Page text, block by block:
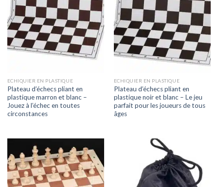
ECHIQUIER EN PLASTIQUE
Plateau d’échecs pliant en
plastique marron et blanc –
Jouez à l’échec en toutes
circonstances
ECHIQUIER EN PLASTIQUE
Plateau d’échecs pliant en
plastique noir et blanc – Le jeu
parfait pour les joueurs de tous
âges